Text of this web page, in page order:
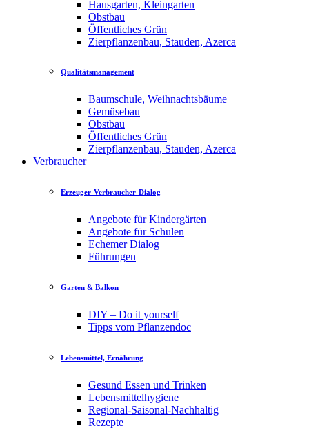
Hausgarten, Kleingarten
Obstbau
Öffentliches Grün
Zierpflanzenbau, Stauden, Azerca
Qualitätsmanagement
Baumschule, Weihnachtsbäume
Gemüsebau
Obstbau
Öffentliches Grün
Zierpflanzenbau, Stauden, Azerca
Verbraucher
Erzeuger-Verbraucher-Dialog
Angebote für Kindergärten
Angebote für Schulen
Echemer Dialog
Führungen
Garten & Balkon
DIY – Do it yourself
Tipps vom Pflanzendoc
Lebensmittel, Ernährung
Gesund Essen und Trinken
Lebensmittelhygiene
Regional-Saisonal-Nachhaltig
Rezepte